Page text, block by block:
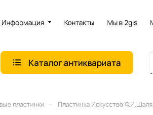
Информация Контакты Мы в 2gis
Каталог антиквариата
плаcтинки Пластинка Искусство